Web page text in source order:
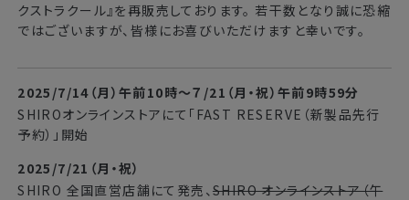
クストラクール』を再販売しております。 若干数となり誠に恐縮
ではございますが、皆様にお喜びいただけますと幸いです。
2025/7/14（月）午前10時～７/21（月・祝）午前9時59分
SHIROオンラインストアにて「FAST RESERVE（新製品先行
予約）」開始
2025/7/21（月・祝）
SHIRO 全国直営店舗にて発売、SHIRO オンラインストア（午